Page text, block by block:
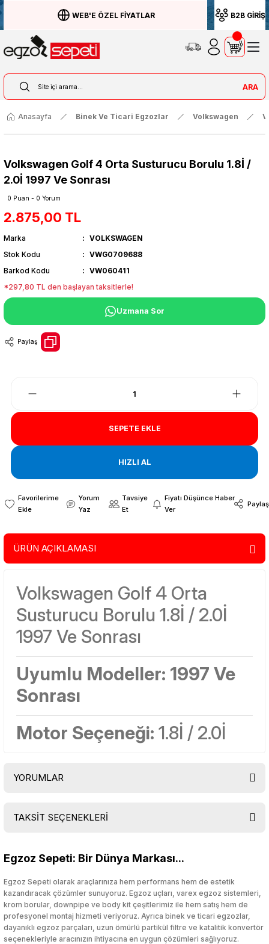
WEB'E ÖZEL FİYATLAR B2B GİRİŞ
ARA
Anasayfa Binek Ve Ticari Egzozlar Volkswagen
Volkswagen Golf 4 Orta Susturucu Borulu 1.8İ /
2.0İ 1997 Ve Sonrası
0 Puan - 0 Yorum
2.875,00 TL
Marka
VOLKSWAGEN
Stok Kodu
VWG0709688
Barkod Kodu
VW060411
*297,80 TL den başlayan taksitlerle!
Uzmana Sor
Paylaş
SEPETE EKLE
HIZLI AL
Yorum
Yaz
Tavsiye
Et
Fiyatı Düşünce Haber
Ver
Paylaş
ÜRÜN AÇIKLAMASI
Volkswagen Golf 4 Orta
Susturucu Borulu 1.8İ / 2.0İ
1997 Ve Sonrası
Uyumlu Modeller: 1997 Ve
Sonrası
Motor Seçeneği: 1.8İ / 2.0İ
YORUMLAR
TAKSİT SEÇENEKLERİ
Egzoz Sepeti: Bir Dünya Markası...
Egzoz Sepeti olarak araçlarınıza hem performans hem de estetik
kazandıracak çözümler sunuyoruz. Egzoz uçları, varex egzoz sistemleri,
krom borular, downpipe ve body kit çeşitlerimiz ile hem satış hem de
profesyonel montaj hizmeti veriyoruz. Ayrıca binek ve ticari egzozlar,
dayanıklı egzoz parçaları, uzun ömürlü partikül filtre ve katalitik konvertör
seçenekleriyle aracınızın ihtiyacına en uygun çözümleri sağlıyoruz.